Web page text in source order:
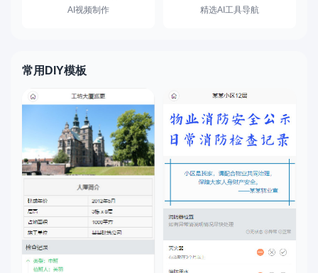
AI视频制作 精选AI工具导航
常用DIY模板